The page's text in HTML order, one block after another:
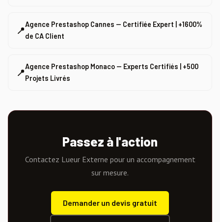
📍
Agence Prestashop Cannes — Certifiée Expert | +1600%
de CA Client
📍
Agence Prestashop Monaco — Experts Certifiés | +500
Projets Livrés
Passez à l'action
Contactez Lueur Externe pour un accompagnement
sur mesure.
Demander un devis gratuit